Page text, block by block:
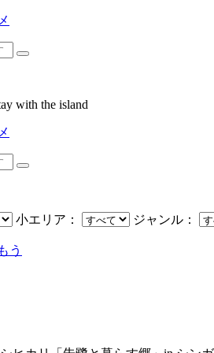
with the island
小エリア： ジャンル：
う